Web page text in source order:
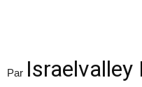
Par Israelvalley